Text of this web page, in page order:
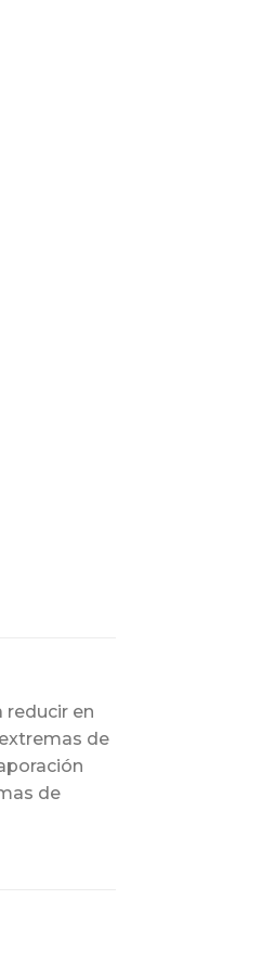
BIRCHWOOD cantidad
reducir en
de
de